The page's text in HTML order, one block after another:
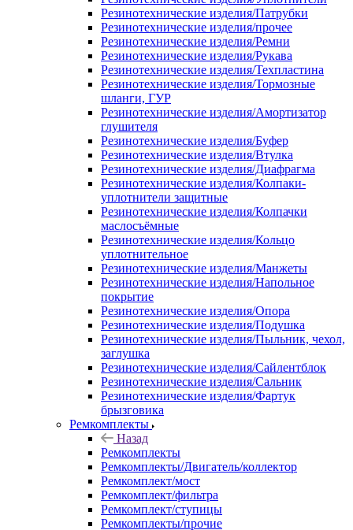
Резинотехнические изделия/Патрубки
Резинотехнические изделия/прочее
Резинотехнические изделия/Ремни
Резинотехнические изделия/Рукава
Резинотехнические изделия/Техпластина
Резинотехнические изделия/Тормозные
шланги, ГУР
Резинотехнические изделия/Амортизатор
глушителя
Резинотехнические изделия/Буфер
Резинотехнические изделия/Втулка
Резинотехнические изделия/Диафрагма
Резинотехнические изделия/Колпаки-
уплотнители защитные
Резинотехнические изделия/Колпачки
маслосъёмные
Резинотехнические изделия/Кольцо
уплотнительное
Резинотехнические изделия/Манжеты
Резинотехнические изделия/Напольное
покрытие
Резинотехнические изделия/Опора
Резинотехнические изделия/Подушка
Резинотехнические изделия/Пыльник, чехол,
заглушка
Резинотехнические изделия/Сайлентблок
Резинотехнические изделия/Сальник
Резинотехнические изделия/Фартук
брызговика
Ремкомплекты
Назад
Ремкомплекты
Ремкомплекты/Двигатель/коллектор
Ремкомплект/мост
Ремкомплект/фильтра
Ремкомплект/ступицы
Ремкомплекты/прочие